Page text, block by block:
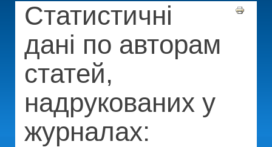
Статистичні
дані по авторам
статей,
надрукованих у
журналах: